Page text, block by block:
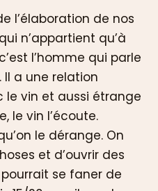
l’élaboration de nos
n’appartient qu’à
l’homme qui parle
Il a une relation
le vin et aussi étrange
le vin l’écoute.
le dérange. On
et d’ouvrir des
se faner de